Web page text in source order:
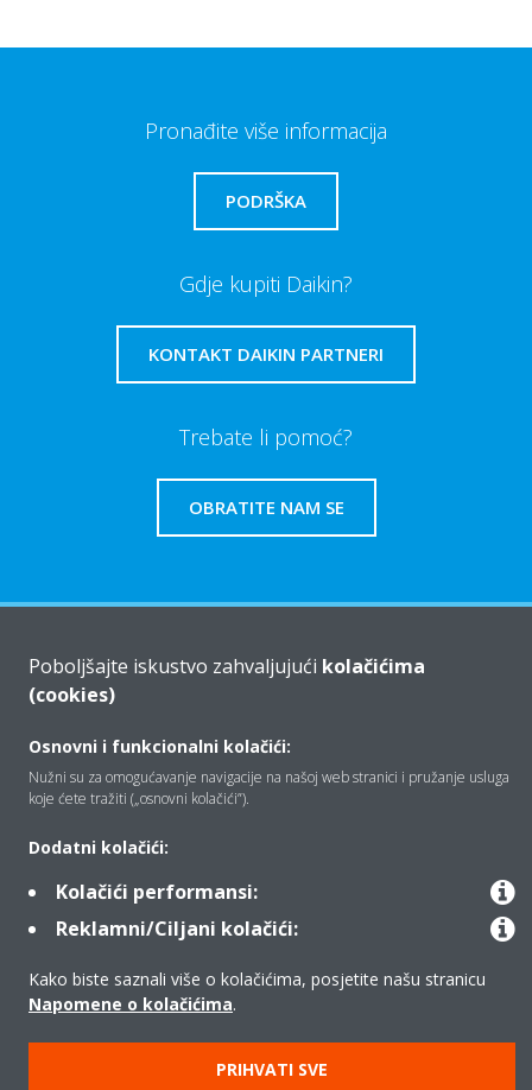
Pronađite više informacija
PODRŠKA
Gdje kupiti Daikin?
KONTAKT DAIKIN PARTNERI
Trebate li pomoć?
OBRATITE NAM SE
Tko smo mi
Rješenja
Proizvodi
Copyright © Daikin
Pravna napomena
Obavijest o kolačićima
Poboljšajte iskustvo zahvaljujući kolačićima
(cookies)
Osnovni i funkcionalni kolačići:
Nužni su za omogućavanje navigacije na našoj web stranici i pružanje usluga
koje ćete tražiti („osnovni kolačići”).
Dodatni kolačići:
Kolačići performansi:
Reklamni/Ciljani kolačići:
Kako biste saznali više o kolačićima, posjetite našu stranicu
Napomene o kolačićima.
PRIHVATI SVE